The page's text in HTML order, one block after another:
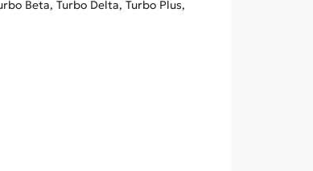
Beta, Turbo Delta, Turbo Plus,